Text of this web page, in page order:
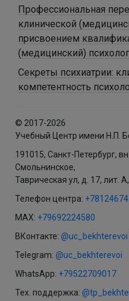
Профессиональная
клинической
присвоением
(медицинский) психолог
Секреты психиатрии:
компетентность
© 2017-2026
Учебный Центр имени Н.П.
191015, Санкт-Петербург,
Смольнинское,
Таврическая ул, д. 17, лит.
Телефон центра:
MAX: +79692224580
ВКонтакте: @uc_bekhterevoi
Telegram: @uc_bekhterevoi
WhatsApp: +79522709017
Тех. поддержка: